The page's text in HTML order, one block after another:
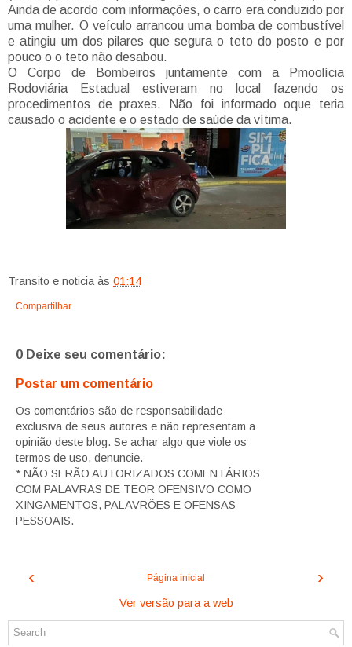
Ainda de acordo com informações, o carro era conduzido por
uma mulher. O veículo arrancou uma bomba de combustível
e atingiu um dos pilares que segura o teto do posto e por
pouco o o teto não desabou.
O Corpo de Bombeiros juntamente com a Pmoolícia
Rodoviária Estadual estiveram no local fazendo os
procedimentos de praxes. Não foi informado oque teria
causado o acidente e o estado de saúde da vítima.
Transito e noticia às 01:14
Compartilhar
0 Deixe seu comentário:
Postar um comentário
Os comentários são de responsabilidade
exclusiva de seus autores e não representam a
opinião deste blog. Se achar algo que viole os
termos de uso, denuncie.
* NÃO SERÃO AUTORIZADOS COMENTÁRIOS
COM PALAVRAS DE TEOR OFENSIVO COMO
XINGAMENTOS, PALAVRÕES E OFENSAS
PESSOAIS.
‹ ›
Página inicial
Ver versão para a web